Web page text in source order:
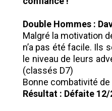
Double Hommes :
Malgré la motivation
n’a pas été facile. Ils
le niveau de leurs
(classés D7)
Bonne combativité
Résultat : Défaite 12/